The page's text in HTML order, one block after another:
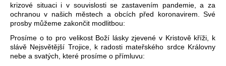
krizové situaci i v souvislosti se zastavením pandemie, a za
ochranou v našich městech a obcích před koronavirem. Své
prosby můžeme zakončit modlitbou:
Prosíme o to pro velikost Boží lásky zjevené v Kristově kříži, k
slávě Nejsvětější Trojice, k radosti mateřského srdce Královny
nebe a svatých, které prosíme o přímluvu: